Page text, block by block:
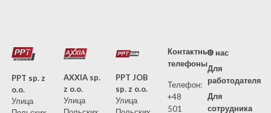
PPT sp. z
o.o.
Улица
AXXIA sp.
z o.o.
Улица
PPT JOB
sp. z o.o.
Улица
Контактные
телефоны
Телефон:
+48
501
О нас
Для
работодателя
Для
сотрудника